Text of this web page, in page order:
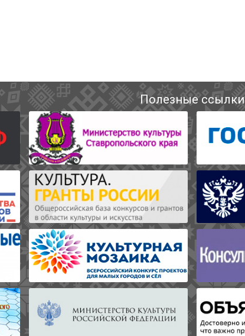
Полезные ссылки